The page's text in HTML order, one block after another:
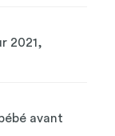
2021,
avant